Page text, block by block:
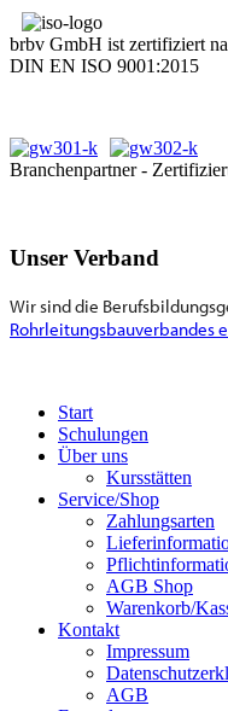
brbv GmbH ist zertifiziert
DIN EN ISO 9001:2015
Branchenpartner -
Unser Verband
Wir sind die
Rohrleitungsbauverbandes
Start
Schulungen
Über uns
Kursstätten
Service/Shop
Zahlungsarten
AGB Shop
Warenkorb/
Kontakt
Impressum
AGB